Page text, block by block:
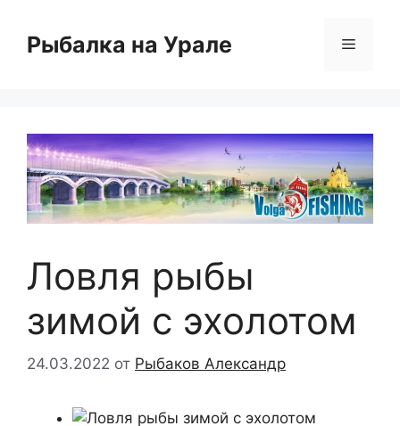
содержимому
Рыбалка на Урале Меню
Ловля рыбы
зимой с эхолотом
24.03.2022 от Рыбаков Александр